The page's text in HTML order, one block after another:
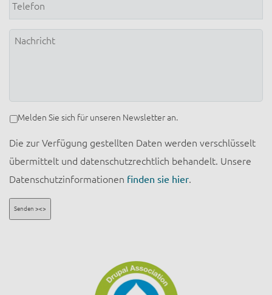
Nachricht
Newsletter
Melden Sie sich für unseren Newsletter an.
Die zur Verfügung gestellten Daten werden verschlüsselt
übermittelt und datenschutzrechtlich behandelt. Unsere
Datenschutzinformationen finden sie hier.
Senden ><>